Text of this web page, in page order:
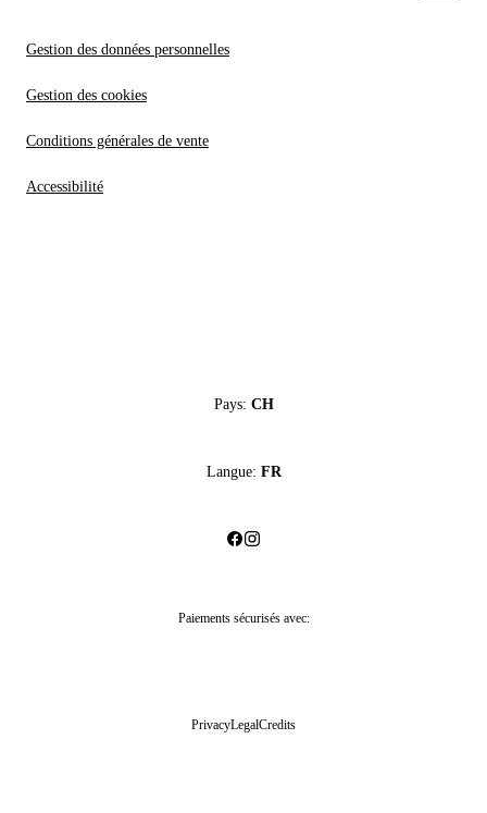
Gestion des données personnelles
Gestion des cookies
Conditions générales de vente
Accessibilité
Pays: CH
Langue: FR
Paiements sécurisés avec:
PrivacyLegalCredits